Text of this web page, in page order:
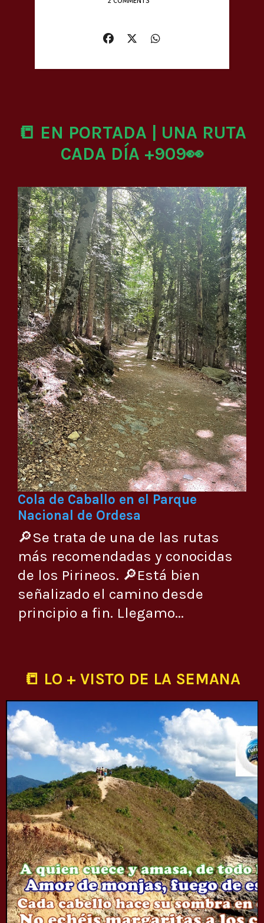
📒 EN PORTADA | UNA RUTA
CADA DÍA +909👀
Cola de Caballo en el Parque
Nacional de Ordesa
🔎Se trata de una de las rutas
más recomendadas y conocidas
de los Pirineos. 🔎Está bien
señalizado el camino desde
principio a fin. Llegamo...
📒 LO + VISTO DE LA SEMANA